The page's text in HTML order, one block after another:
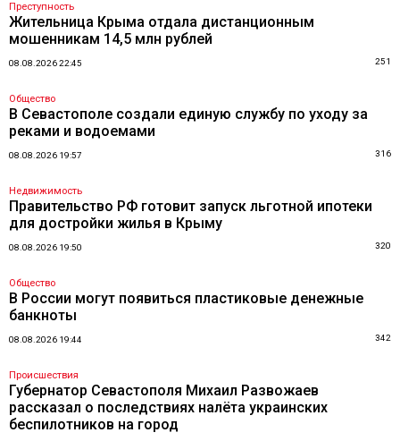
Преступность
Жительница Крыма отдала дистанционным
мошенникам 14,5 млн рублей
08.08.2026 22:45 251
Общество
В Севастополе создали единую службу по уходу за
реками и водоемами
08.08.2026 19:57 316
Недвижимость
Правительство РФ готовит запуск льготной ипотеки
для достройки жилья в Крыму
08.08.2026 19:50 320
Общество
В России могут появиться пластиковые денежные
банкноты
08.08.2026 19:44 342
Происшествия
Губернатор Севастополя Михаил Развожаев
рассказал о последствиях налёта украинских
беспилотников на город